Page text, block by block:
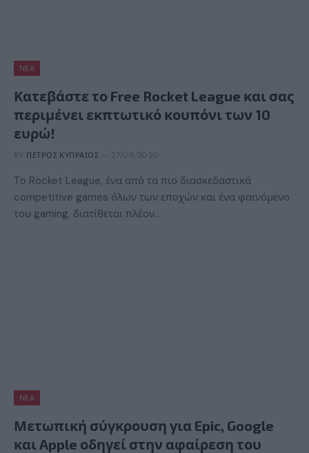
ΝΈΑ
Κατεβάστε το Free Rocket League και σας
περιμένει εκπτωτικό κουπόνι των 10
ευρώ!
BY ΠΈΤΡΟΣ ΚΥΠΡΑΊΟΣ 27/09/2020
To Rocket League, ένα από τα πιο διασκεδαστικά
competitive games όλων των εποχών και ένα φαινόμενο
του gaming, διατίθεται πλέον…
ΝΈΑ
Μετωπική σύγκρουση για Epic, Google
και Apple οδηγεί στην αφαίρεση του